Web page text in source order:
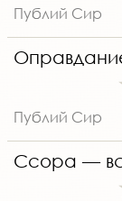
Публий Сир
Публий Сир
Ссора —